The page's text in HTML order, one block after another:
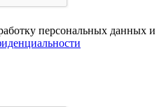
персональных данных и